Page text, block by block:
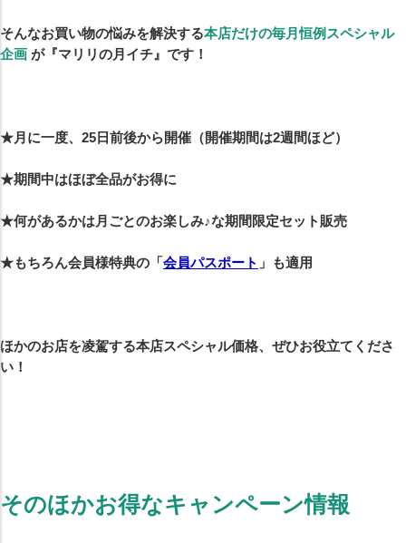
そんなお買い物の悩みを解決する本店だけの毎月恒例スペシャル
企画 が『マリリの月イチ』です！
★月に一度、25日前後から開催（開催期間は2週間ほど）
★期間中はほぼ全品がお得に
★何があるかは月ごとのお楽しみ♪な期間限定セット販売
★もちろん会員様特典の「会員パスポート 」も適用
ほかのお店を凌駕する本店スペシャル価格、ぜひお役立てくださ
い！
そのほかお得なキャンペーン情報